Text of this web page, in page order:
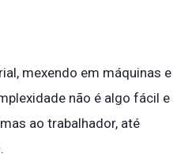
mexendo em máquinas e
não é algo fácil e
ao trabalhador, até